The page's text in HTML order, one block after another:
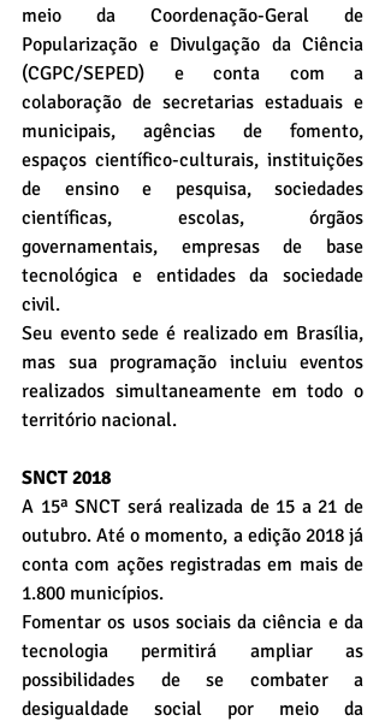
meio da Coordenação-Geral de
Popularização e Divulgação da Ciência
(CGPC/SEPED) e conta com a
colaboração de secretarias estaduais e
municipais, agências de fomento,
espaços científico-culturais, instituições
de ensino e pesquisa, sociedades
científicas, escolas, órgãos
governamentais, empresas de base
tecnológica e entidades da sociedade
civil.
Seu evento sede é realizado em Brasília,
mas sua programação incluiu eventos
realizados simultaneamente em todo o
território nacional.
SNCT 2018
A 15ª SNCT será realizada de 15 a 21 de
outubro. Até o momento, a edição 2018 já
conta com ações registradas em mais de
1.800 municípios.
Fomentar os usos sociais da ciência e da
tecnologia permitirá ampliar as
possibilidades de se combater a
desigualdade social por meio da